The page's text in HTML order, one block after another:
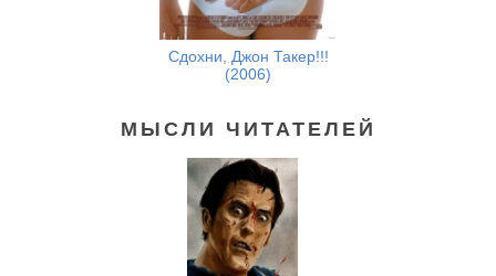
Сдохни, Джон Такер!!!
(2006)
МЫСЛИ ЧИТАТЕЛЕЙ